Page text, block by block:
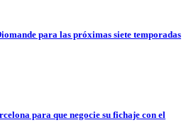
para las próximas siete temporadas
para que negocie su fichaje con el